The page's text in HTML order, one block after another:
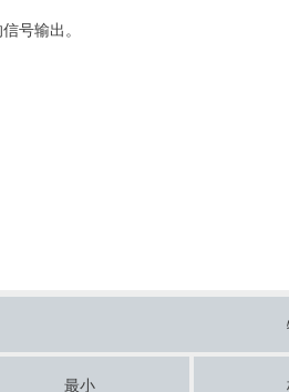
号输出。
最小